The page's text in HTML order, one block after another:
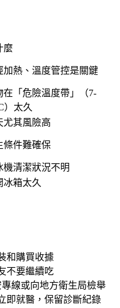
麼
加熱、溫度管控是關鍵
在「危險溫度帶」（7-
）太久
尤其風險高
條件難確保
機清潔狀況不明
冰箱太久
和購買收據
不要繼續吃
專線或向地方衛生局檢舉
即就醫，保留診斷紀錄